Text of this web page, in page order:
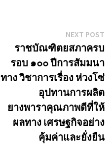
NEXT POST
ราชบัณฑิตยสภาครบ
รอบ ๑๐๐ ปีการสัมมนา
ทาง วิชาการเรื่อง ห่วงโซ่
อุปทานการผลิต
ยางพาราคุณภาพดีที่ให้
ผลทาง เศรษฐกิจอย่าง
คุ้มค่าและยั่งยืน